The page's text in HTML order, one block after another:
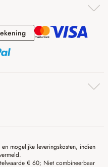
Rekening
en mogelijke leveringskosten, indien
€ 60; Niet combineerbaar